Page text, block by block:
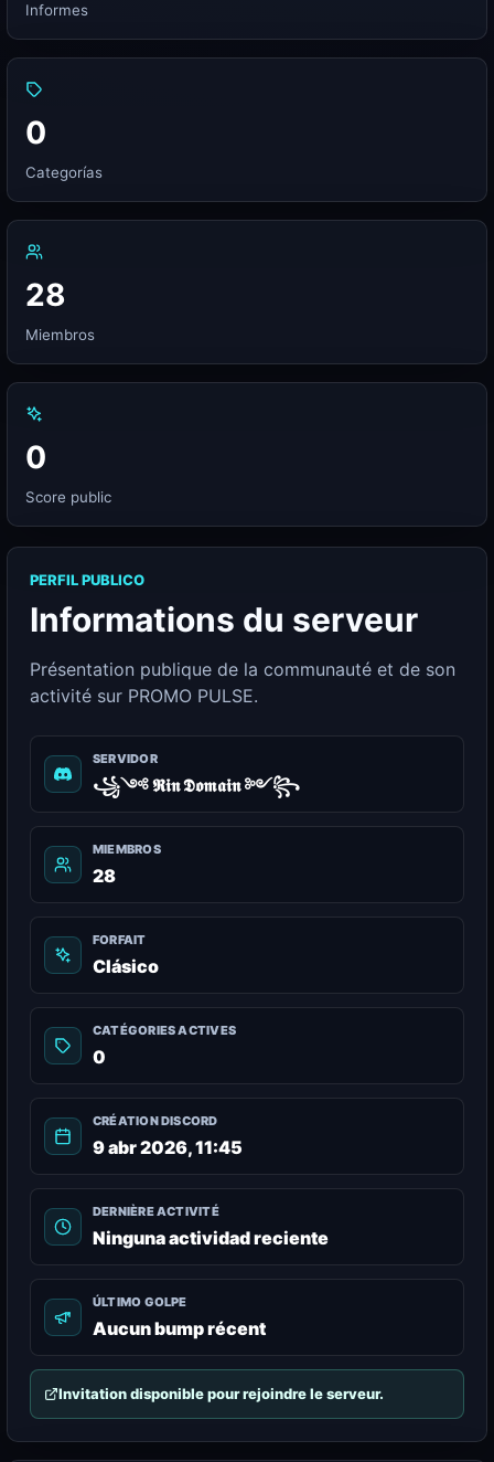
Informes
0
Categorías
28
Miembros
0
Score public
PERFIL PUBLICO
Informations du serveur
Présentation publique de la communauté et de son
activité sur PROMO PULSE.
SERVIDOR
꧁༺ 𝕽𝖎𝖓 𝕯𝖔𝖒𝖆𝖎𝖓 ༻꧂
MIEMBROS
28
FORFAIT
Clásico
CATÉGORIES ACTIVES
0
CRÉATION DISCORD
9 abr 2026, 11:45
DERNIÈRE ACTIVITÉ
Ninguna actividad reciente
ÚLTIMO GOLPE
Aucun bump récent
Invitation disponible pour rejoindre le serveur.